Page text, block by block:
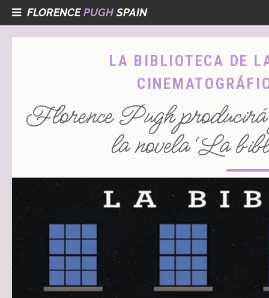
FLORENCE PUGH SPAIN
LA BIBLIOTECA DE
Florence Pugh producirá
la novela ‘La